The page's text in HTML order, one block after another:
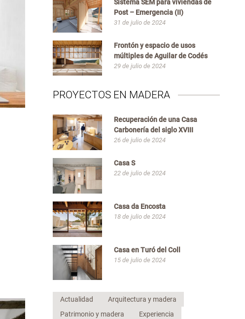
Sistema SEM para viviendas de
Post – Emergencia (II)
31 de julio de 2024
Frontón y espacio de usos
múltiples de Aguilar de Codés
29 de julio de 2024
PROYECTOS EN MADERA
Recuperación de una Casa
Carbonería del siglo XVIII
26 de julio de 2024
Casa S
22 de julio de 2024
Casa da Encosta
18 de julio de 2024
Casa en Turó del Coll
15 de julio de 2024
Actualidad
Arquitectura y madera
Patrimonio y madera
Experiencia